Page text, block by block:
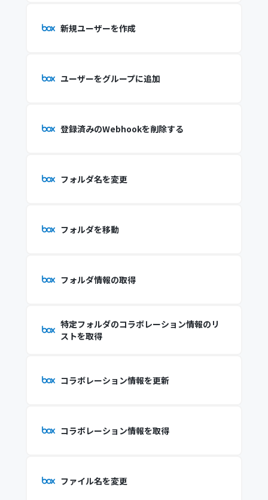
新規ユーザーを作成
ユーザーをグループに追加
登録済みのWebhookを削除する
フォルダ名を変更
フォルダを移動
フォルダ情報の取得
特定フォルダのコラボレーション情報のリ
ストを取得
コラボレーション情報を更新
コラボレーション情報を取得
ファイル名を変更